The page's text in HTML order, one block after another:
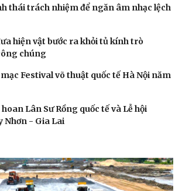
ngon
Nhà đẹp
thái trách nhiệm để ngăn âm nhạc lệch
hiện vật bước ra khỏi tủ kính trò
chúng
Festival võ thuật quốc tế Hà Nội năm
Lân Sư Rồng quốc tế và Lễ hội
Nhơn - Gia Lai